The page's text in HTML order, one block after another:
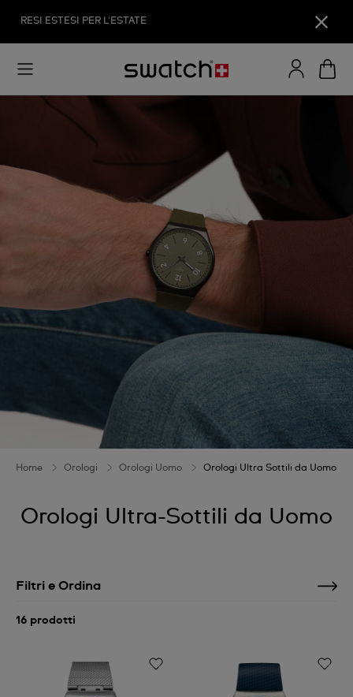
RESI ESTESI PER L'ESTATE
Home Orologi Orologi Uomo Orologi Ultra Sottili da Uomo
Orologi Ultra-Sottili da Uomo
Filtri e Ordina
16 prodotti